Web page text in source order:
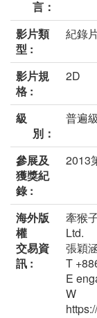
言：
影片類
型 :
紀錄
影片規
格 :
2D
級
別：
普遍級
參展及
獲獎紀
錄 :
2013
海外版
權
交易資
訊 :
牽猴
Ltd.
張穎
T
E
W